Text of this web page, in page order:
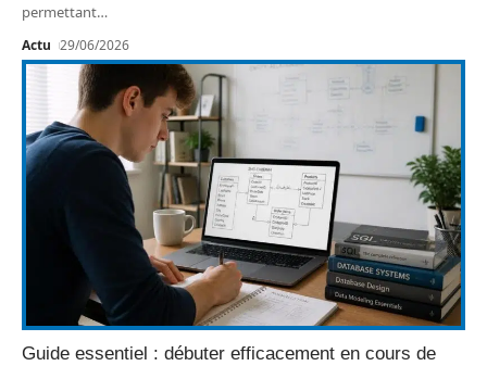
permettant…
Actu 29/06/2026
Guide essentiel : débuter efficacement en cours de